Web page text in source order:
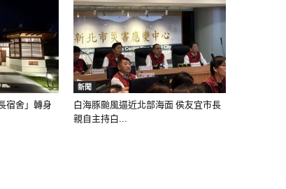
宿舍」轉身
新聞
白海豚颱風逼近北部海面 侯友宜市長
親自主持白...